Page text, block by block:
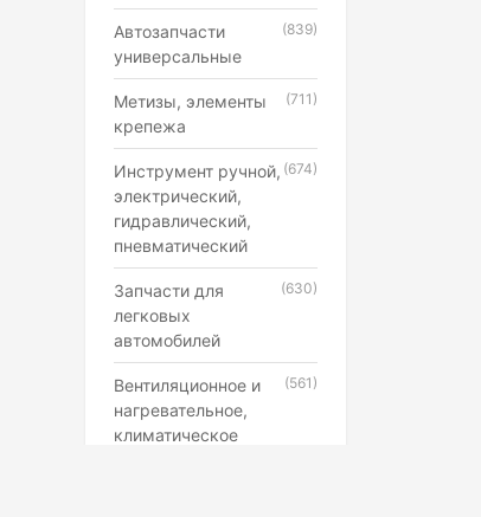
Автозапчасти
универсальные
(839)
Метизы, элементы
крепежа
(711)
Инструмент ручной,
электрический,
гидравлический,
пневматический
(674)
Запчасти для
легковых
автомобилей
(630)
Вентиляционное и
нагревательное,
климатическое
(561)